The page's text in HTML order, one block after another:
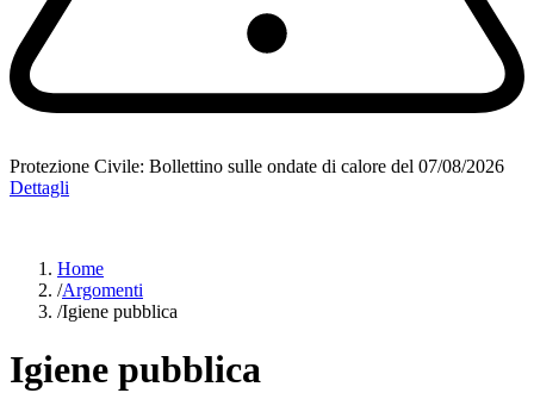
Protezione Civile: Bollettino sulle ondate di calore del 07/08/2026
Dettagli
Home
/Argomenti
/Igiene pubblica
Igiene pubblica